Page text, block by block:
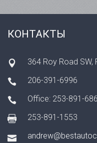
КОНТАКТЫ
364 Roy Road SW,
206-391-6996
Office: 253-891-
253-891-1553